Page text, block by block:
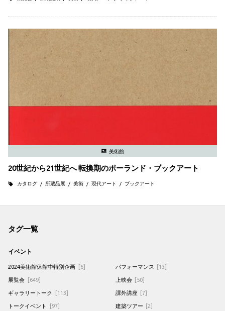
美術館
20世紀から21世紀へ 転換期のポーランド・ブックアート
カタログ 所蔵品展 美術 現代アート ブックアート
タグ一覧
イベント
2024美術館休館中特別企画 [6]
展覧会 [649]
ギャラリートーク [113]
トークイベント [97]
パフォーマンス [13]
上映会 [50]
課外講座 [7]
建築ツアー [2]